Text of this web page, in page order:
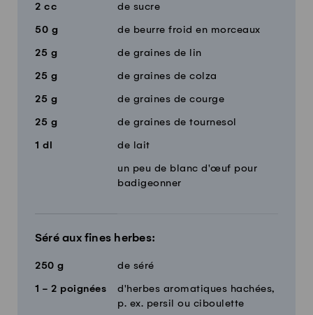
2 cc de sucre
50 g de beurre froid en morceaux
25 g de graines de lin
25 g de graines de colza
25 g de graines de courge
25 g de graines de tournesol
1 dl de lait
un peu de blanc d'œuf pour
badigeonner
Séré aux fines herbes:
250 g de séré
1 - 2 poignées
d'herbes aromatiques hachées,
p. ex. persil ou ciboulette